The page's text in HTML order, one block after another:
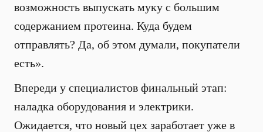
возможность выпускать муку с большим
содержанием протеина. Куда будем
отправлять? Да, об этом думали, покупатели
есть».
Впереди у специалистов финальный этап:
наладка оборудования и электрики.
Ожидается, что новый цех заработает уже в